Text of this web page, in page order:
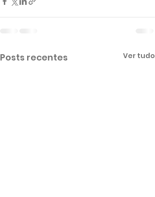
Posts recentes Ver tudo